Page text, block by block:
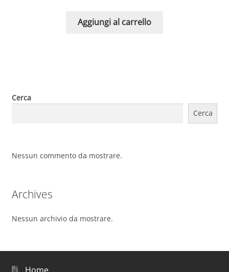
Aggiungi al carrello
Cerca
Cerca
Nessun commento da mostrare.
Archives
Nessun archivio da mostrare.
Home